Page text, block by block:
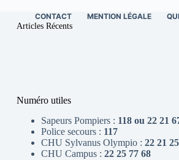
CONTACT MENTION LÉGALE
Articles Récents
Numéro utiles
Sapeurs Pompiers : 118 ou 22 21
Police secours : 117
CHU Sylvanus Olympio : 22 21
CHU Campus : 22 25 77 68